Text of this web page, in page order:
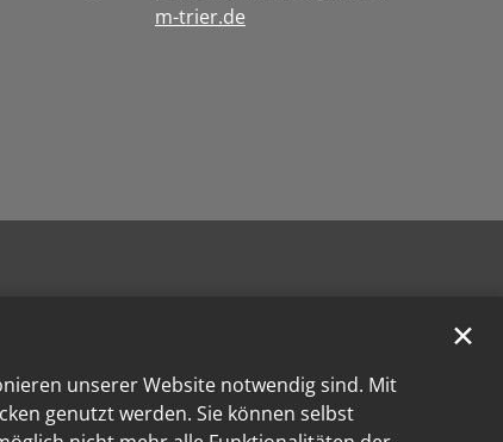
unserer Website notwendig sind. Mit
genutzt werden. Sie können selbst
✕
m-trier.de